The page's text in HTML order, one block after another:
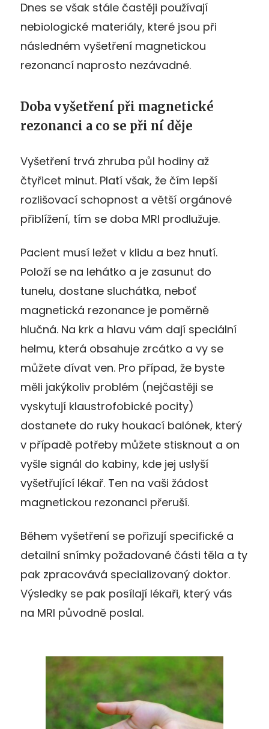
Dnes se však stále častěji používají
nebiologické materiály, které jsou při
následném vyšetření magnetickou
rezonancí naprosto nezávadné.
Doba vyšetření při magnetické
rezonanci a co se při ní děje
Vyšetření trvá zhruba půl hodiny až
čtyřicet minut. Platí však, že čím lepší
rozlišovací schopnost a větší orgánové
přiblížení, tím se doba MRI prodlužuje.
Pacient musí ležet v klidu a bez hnutí.
Položí se na lehátko a je zasunut do
tunelu, dostane sluchátka, neboť
magnetická rezonance je poměrně
hlučná. Na krk a hlavu vám dají speciální
helmu, která obsahuje zrcátko a vy se
můžete dívat ven. Pro případ, že byste
měli jakýkoliv problém (nejčastěji se
vyskytují klaustrofobické pocity)
dostanete do ruky houkací balónek, který
v případě potřeby můžete stisknout a on
vyšle signál do kabiny, kde jej uslyší
vyšetřující lékař. Ten na vaši žádost
magnetickou rezonanci přeruší.
Během vyšetření se pořizují specifické a
detailní snímky požadované části těla a ty
pak zpracovává specializovaný doktor.
Výsledky se pak posílají lékaři, který vás
na MRI původně poslal.